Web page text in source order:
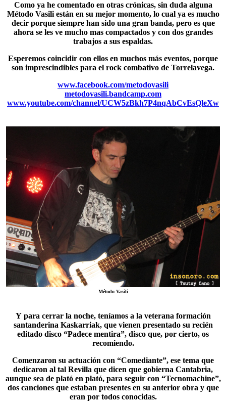
Como ya he comentado en otras crónicas, sin duda alguna
Método Vasiliestán en su mejor momento, lo cual ya es mucho
decir porque siempre han sido una gran banda, pero es que
ahora se les ve mucho mas compactados y con dos grandes
trabajos a sus espaldas.
Esperemos coincidir con ellos en muchos más eventos, porque
son imprescindibles para el rock combativo de Torrelavega.
www.facebook.com/metodovasili
metodovasili.bandcamp.com
www.youtube.com/channel/UCW5zBkh7P4nqAbCvEsQleXw
Método Vasili
Y para cerrar la noche, teníamos a la veterana formación
santanderina Kaskarriak, que vienen presentado su recién
editado disco “Padece mentira”, disco que, por cierto, os
recomiendo.
Comenzaron su actuación con “Comediante”, ese tema que
dedicaron al tal Revilla que dicen que gobierna Cantabria,
aunque sea de plató en plató, para seguir con “Tecnomachine”,
dos canciones que estaban presentes en su anterior obra y que
eran por todos conocidas.